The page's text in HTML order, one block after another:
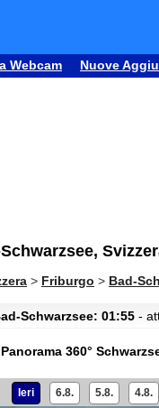
Webcam Nuove
> Friburgo > Bad-
Schwarzsee: 01:55 -
Panorama 360°
Ieri 6.8. 5.8. 4.8.